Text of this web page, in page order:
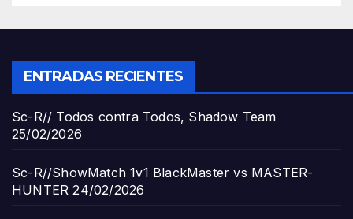
ENTRADAS RECIENTES
Sc-R// Todos contra Todos, Shadow Team
25/02/2026
Sc-R//ShowMatch 1v1 BlackMaster vs MASTER-
HUNTER 24/02/2026